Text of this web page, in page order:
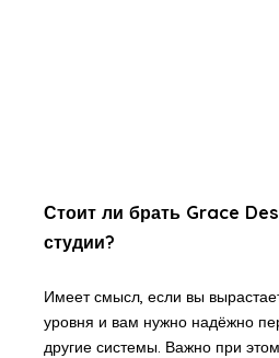
Стоит ли брать Grace
студии?
Имеет смысл, если вы
уровня и вам нужно надёжно
другие системы. Важно при